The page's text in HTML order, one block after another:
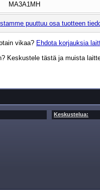
MA3A1MH
puuttuu osa tuotteen
vikaa? Ehdota korjauksia
Keskustele tästä ja muista
Keskustelua: